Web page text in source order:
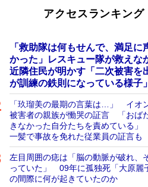
アクセスランキング
「救助隊は何もせんで、満足に
かった」レスキュー隊が救え
近隣住民が明かす「二次被害を
が訓練の鉄則になっている様子」
「玖瑠美の最期の言葉は…」 イオ
被害者の親族が慟哭の証言 「おば
きなかった自分たちを責めている
一髪で事故を免れた従業員の証言も
左目周囲の痣は「脳の動脈が破れ、
っていた」 09年に孤独死「大原麗
の間際に何が起きていたのか